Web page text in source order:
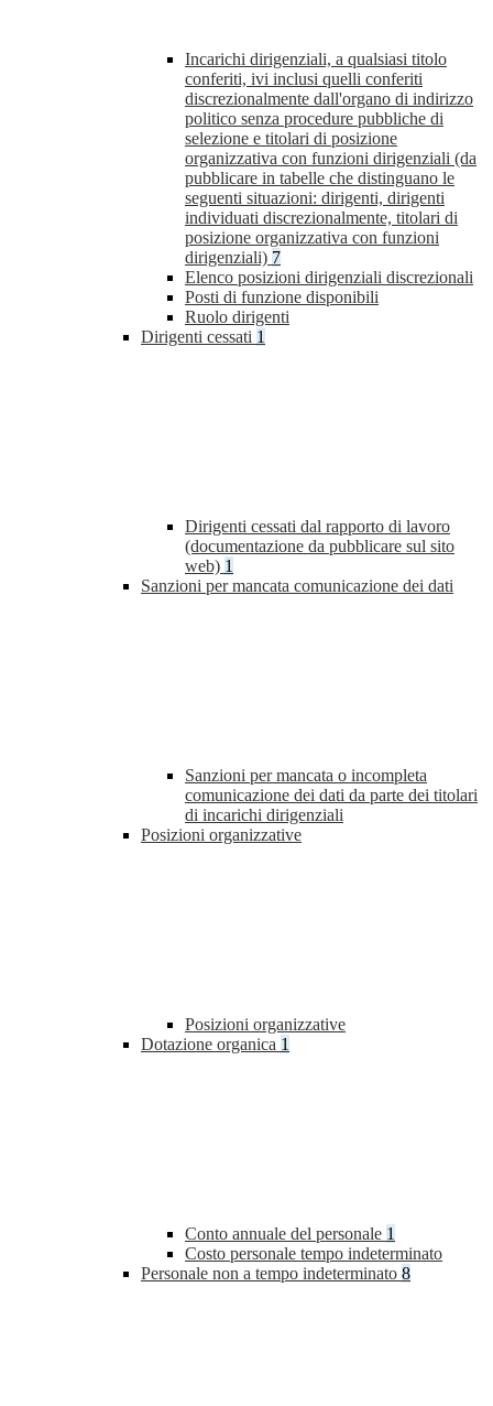
Incarichi dirigenziali, a qualsiasi titolo
conferiti, ivi inclusi quelli conferiti
discrezionalmente dall'organo di indirizzo
politico senza procedure pubbliche di
selezione e titolari di posizione
organizzativa con funzioni dirigenziali (da
pubblicare in tabelle che distinguano le
seguenti situazioni: dirigenti, dirigenti
individuati discrezionalmente, titolari di
posizione organizzativa con funzioni
dirigenziali) 7
Elenco posizioni dirigenziali discrezionali
Posti di funzione disponibili
Ruolo dirigenti
Dirigenti cessati 1
Dirigenti cessati dal rapporto di lavoro
(documentazione da pubblicare sul sito
web) 1
Sanzioni per mancata comunicazione dei dati
Sanzioni per mancata o incompleta
comunicazione dei dati da parte dei titolari
di incarichi dirigenziali
Posizioni organizzative
Posizioni organizzative
Dotazione organica 1
Conto annuale del personale 1
Costo personale tempo indeterminato
Personale non a tempo indeterminato 8